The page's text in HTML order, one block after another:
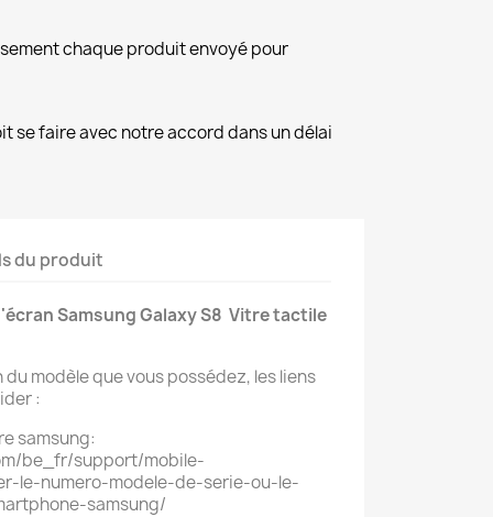
chaque produit envoyé pour
se faire avec notre accord dans un délai
du produit
Samsung Galaxy S8 Vitre tactile
modèle que vous possédez, les liens
:
samsung:
be_fr/support/mobile-
le-numero-modele-de-serie-ou-le-
samsung/